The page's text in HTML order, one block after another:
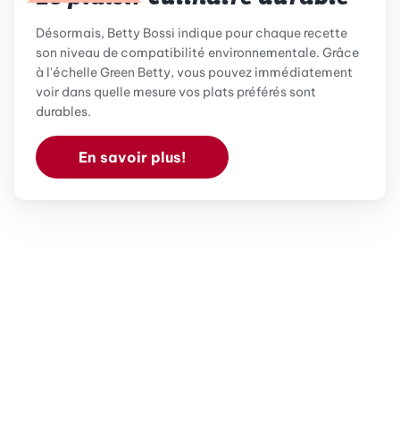
Désormais, Betty Bossi indique pour chaque recette
son niveau de compatibilité environnementale. Grâce
à l'échelle Green Betty, vous pouvez immédiatement
voir dans quelle mesure vos plats préférés sont
durables.
En savoir plus!